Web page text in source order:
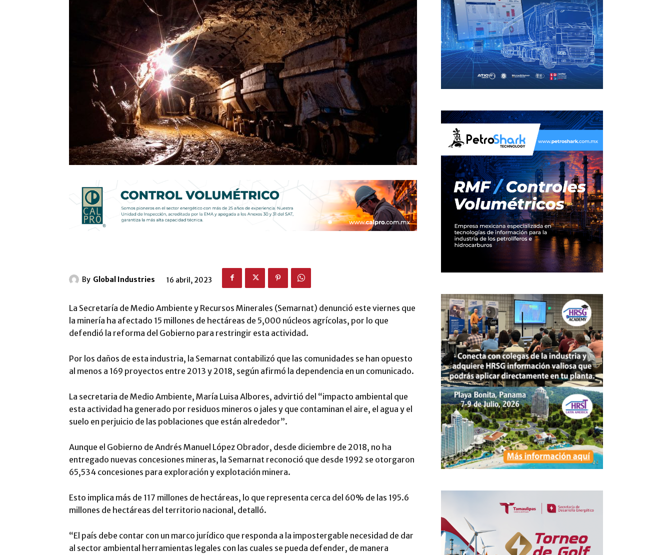
By Global Industries 16 abril, 2023
La Secretaría de Medio Ambiente y Recursos Minerales (Semarnat) denunció este viernes que
la minería ha afectado 15 millones de hectáreas de 5,000 núcleos agrícolas, por lo que
defendió la reforma del Gobierno para restringir esta actividad.
Por los daños de esta industria, la Semarnat contabilizó que las comunidades se han opuesto
al menos a 169 proyectos entre 2013 y 2018, según afirmó la dependencia en un comunicado.
La secretaria de Medio Ambiente, María Luisa Albores, advirtió del “impacto ambiental que
esta actividad ha generado por residuos mineros o jales y que contaminan el aire, el agua y el
suelo en perjuicio de las poblaciones que están alrededor”.
Aunque el Gobierno de Andrés Manuel López Obrador, desde diciembre de 2018, no ha
entregado nuevas concesiones mineras, la Semarnat reconoció que desde 1992 se otorgaron
65,534 concesiones para exploración y explotación minera.
Esto implica más de 117 millones de hectáreas, lo que representa cerca del 60% de las 195.6
millones de hectáreas del territorio nacional, detalló.
“El país debe contar con un marco jurídico que responda a la impostergable necesidad de dar
al sector ambiental herramientas legales con las cuales se pueda defender, de manera